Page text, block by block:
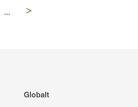
... Nästa
>
Globalt